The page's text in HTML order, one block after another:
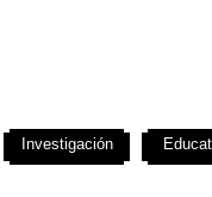
Investigación